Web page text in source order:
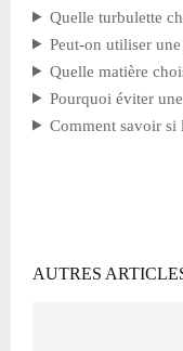
Quelle turbulette
Peut-on utiliser
Quelle matière
Pourquoi éviter
Comment savoir si
AUTRES